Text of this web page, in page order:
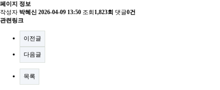
페이지 정보
작성자 박혜신 2026-04-09 13:50 조회 1,823회 댓글0건
관련링크
이전글
다음글
목록